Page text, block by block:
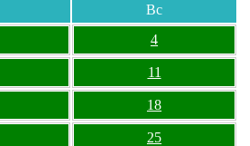
Вс
4
11
18
25